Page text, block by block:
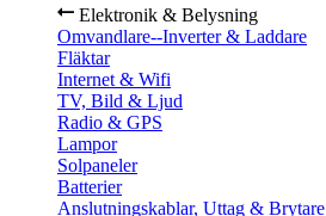
Elektronik & Belysning
Omvandlare--Inverter & Laddare
Fläktar
Internet & Wifi
TV, Bild & Ljud
Radio & GPS
Lampor
Solpaneler
Batterier
Anslutningskablar, Uttag & Brytare